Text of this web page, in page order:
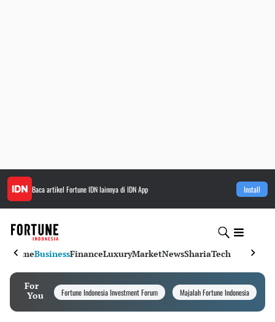
Baca artikel Fortune IDNlainnya di IDN App Install
HomeBusinessFinanceLuxuryMarketNewsShariaTech
For
You
Fortune Indonesia Investment Forum Majalah Fortune Indonesia